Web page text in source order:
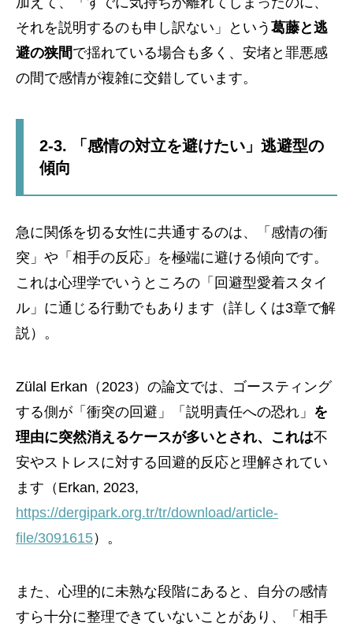
それを説明するのも申し訳ない」という 葛藤と逃
避の狭間で揺れている場合も多く、安堵と罪悪感
の間で感情が複雑に交錯しています。
2-3. 「感情の対立を避けたい」逃避型の
傾向
急に関係を切る女性に共通するのは、「感情の衝
突」や「相手の反応」を極端に避ける傾向です。
これは心理学でいうところの「回避型愛着スタイ
ル」に通じる行動でもあります（詳しくは3章で解
説）。
Zülal Erkan（2023）の論文では、ゴースティング
する側が「衝突の回避」「説明責任への恐れ」 を
理由に突然消えるケースが多いとされ、これは不
安やストレスに対する回避的反応と理解されてい
ます（Erkan, 2023,
https://dergipark.org.tr/tr/download/article-
file/3091615）。
また、心理的に未熟な段階にあると、自分の感情
すら十分に整理できていないことがあり、「相手